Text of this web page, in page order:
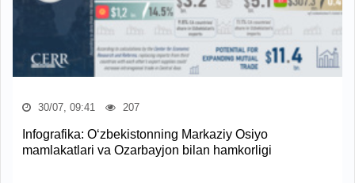
30/07, 09:41 207
Infografika: O‘zbekistonning Markaziy Osiyo
mamlakatlari va Ozarbayjon bilan hamkorligi